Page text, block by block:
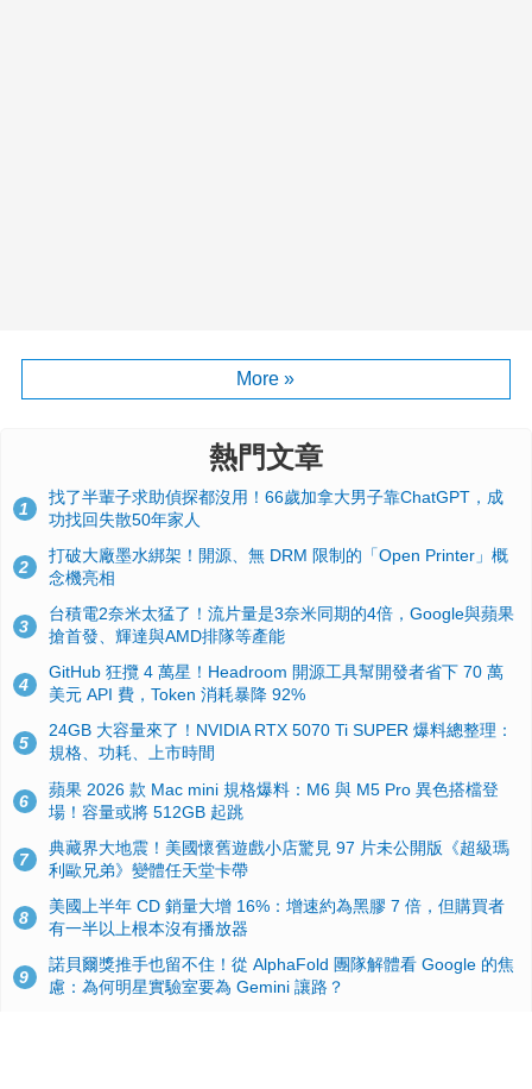
More »
熱門文章
1
找了半輩子求助偵探都沒用！66歲加拿大男子靠ChatGPT，成
功找回失散50年家人
2
打破大廠墨水綁架！開源、無 DRM 限制的「Open Printer」概
念機亮相
3
台積電2奈米太猛了！流片量是3奈米同期的4倍，Google與蘋果
搶首發、輝達與AMD排隊等產能
4
GitHub 狂攬 4 萬星！Headroom 開源工具幫開發者省下 70 萬
美元 API 費，Token 消耗暴降 92%
5
24GB 大容量來了！NVIDIA RTX 5070 Ti SUPER 爆料總整理：
規格、功耗、上市時間
6
蘋果 2026 款 Mac mini 規格爆料：M6 與 M5 Pro 異色搭檔登
場！容量或將 512GB 起跳
7
典藏界大地震！美國懷舊遊戲小店驚見 97 片未公開版《超級瑪
利歐兄弟》變體任天堂卡帶
8
美國上半年 CD 銷量大增 16%：增速約為黑膠 7 倍，但購買者
有一半以上根本沒有播放器
9
諾貝爾獎推手也留不住！從 AlphaFold 團隊解體看 Google 的焦
慮：為何明星實驗室要為 Gemini 讓路？